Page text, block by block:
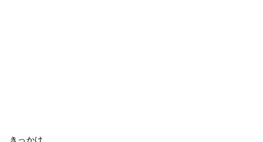
きっかけ